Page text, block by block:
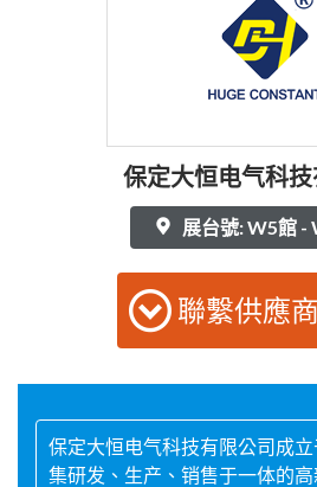
保定大恒电气科技
展台號: W5館 -
聯繫供應商
保定大恒电气科技有限公司成
集研发、生产、销售于一体的